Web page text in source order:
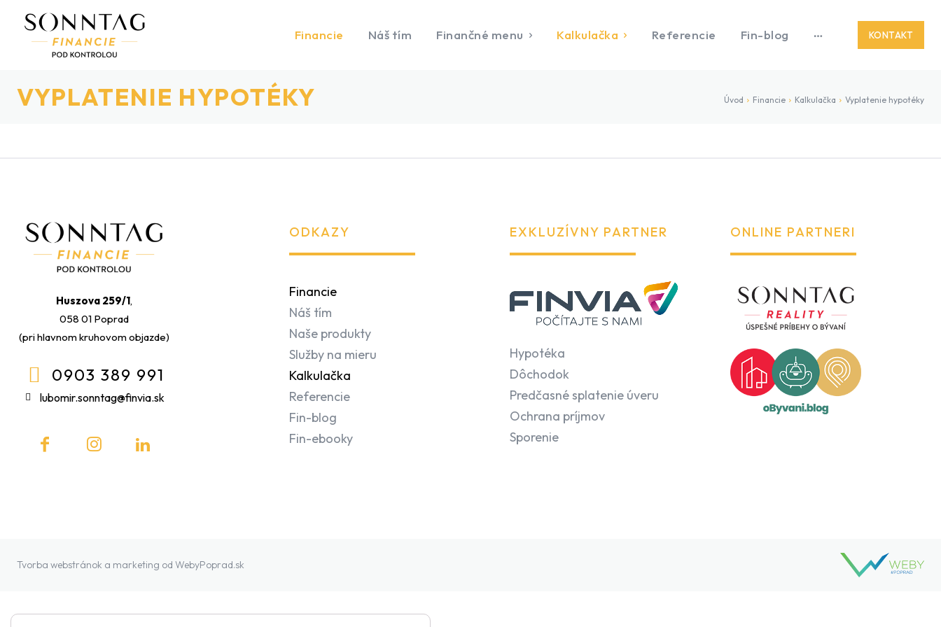
Financie Náš tím Finančné menu Kalkulačka Referencie Fin-blog KONTAKT
VYPLATENIE HYPOTÉKY Úvod Financie Kalkulačka Vyplatenie hypotéky
Huszova 259/1,
058 01 Poprad
(pri hlavnom kruhovom objazde)
0903 389 991
lubomir.sonntag@finvia.sk
ODKAZY
Financie
Náš tím
Naše produkty
Služby na mieru
Kalkulačka
Referencie
Fin-blog
Fin-ebooky
EXKLUZÍVNY PARTNER
Hypotéka
Dôchodok
Predčasné splatenie úveru
Ochrana príjmov
Sporenie
ONLINE PARTNERI
Tvorba webstránok a marketing od WebyPoprad.sk